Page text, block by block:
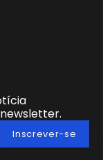
Inscrever-se